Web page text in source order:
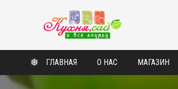
❅
ГЛАВНАЯ О НАС МАГАЗИН